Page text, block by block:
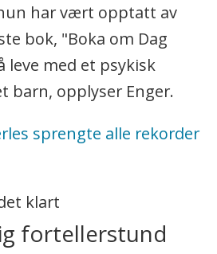
har vært opptatt av
bok, "Boka om Dag
leve med et psykisk
barn, opplyser Enger.
sprengte alle rekorder
klart
fortellerstund